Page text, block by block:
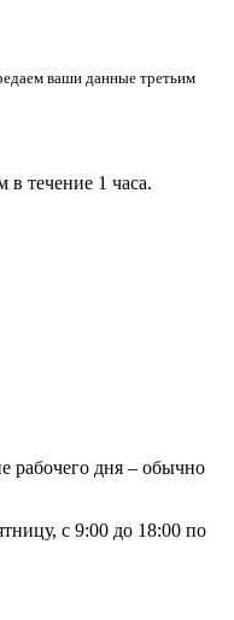
ваши данные третьим
течение 1 часа.
рабочего дня – обычно
с 9:00 до 18:00 по